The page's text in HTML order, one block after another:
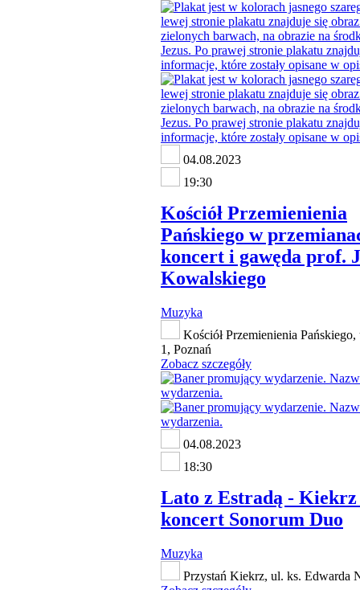
04.08.2023
19:30
Kościół Przemienienia
Pańskiego w
koncert i gawęda prof.
Kowalskiego
Muzyka
Kościół Przemienienia Pańskiego,
1, Poznań
Zobacz szczegóły
04.08.2023
18:30
Lato z Estradą - Kiekrz
koncert Sonorum Duo
Muzyka
Przystań Kiekrz, ul. ks. Edwarda